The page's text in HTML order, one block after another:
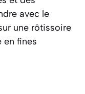
avec le
une rôtissoire
en fines